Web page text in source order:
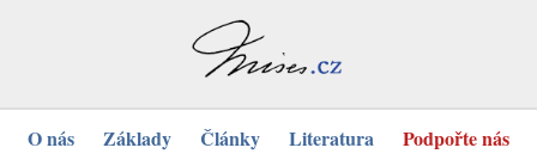
O nás Základy Články Literatura Podpořte nás